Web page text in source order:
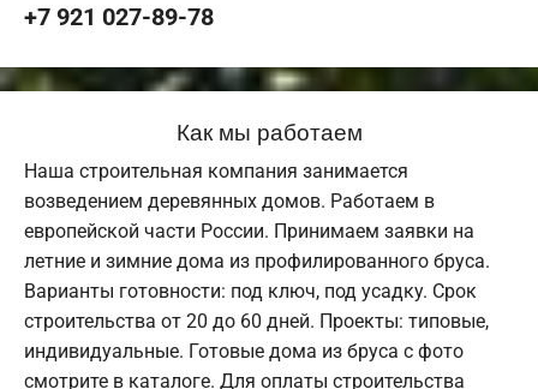
+7 921 027-89-78
Как мы работаем
Наша строительная компания занимается
возведением деревянных домов. Работаем в
европейской части России. Принимаем заявки на
летние и зимние дома из профилированного бруса.
Варианты готовности: под ключ, под усадку. Срок
строительства от 20 до 60 дней. Проекты: типовые,
индивидуальные. Готовые дома из бруса с фото
смотрите в каталоге. Для оплаты строительства